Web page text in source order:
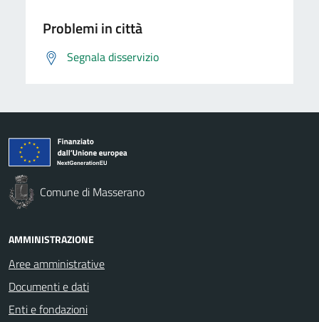
Problemi in città
Segnala disservizio
Comune di Masserano
AMMINISTRAZIONE
Aree amministrative
Documenti e dati
Enti e fondazioni